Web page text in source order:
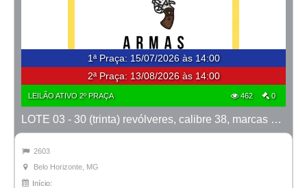
1ª Praça: 15/07/2026 às 14:00
2ª Praça: 13/08/2026 às 14:00
LEILÃO ATIVO 2º PRAÇA 462 0
LOTE 03 - 30 (trinta) revólveres, calibre 38, marcas Taurus e Rossi
2603
Belo Horizonte, MG
Início: